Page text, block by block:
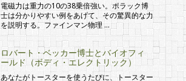
電磁力は重力の10の38乗倍強い。ポラック博
士は分かりやすい例をあげて、その驚異的な力
を説明する。ファインマン物理 …
ロバート・ベッカー博士とバイオフィ
ールド（ボディ・エレクトリック）
あなたがトースターを使うたびに、トースター